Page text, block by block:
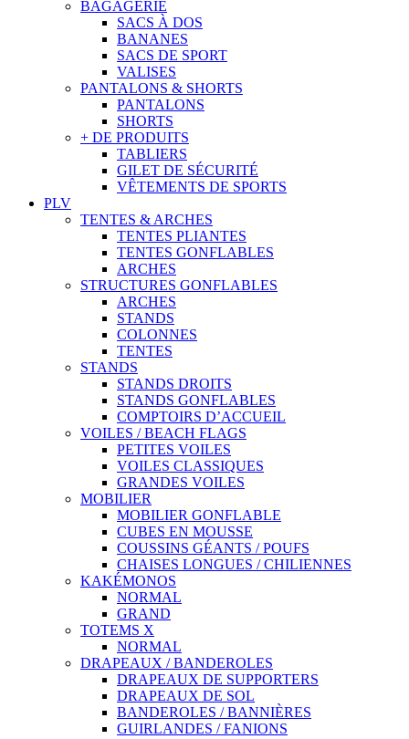
BAGAGERIE
SACS À DOS
BANANES
SACS DE SPORT
VALISES
PANTALONS & SHORTS
PANTALONS
SHORTS
+ DE PRODUITS
TABLIERS
GILET DE SÉCURITÉ
VÊTEMENTS DE SPORTS
PLV
TENTES & ARCHES
TENTES PLIANTES
TENTES GONFLABLES
ARCHES
STRUCTURES GONFLABLES
ARCHES
STANDS
COLONNES
TENTES
STANDS
STANDS DROITS
STANDS GONFLABLES
COMPTOIRS D’ACCUEIL
VOILES / BEACH FLAGS
PETITES VOILES
VOILES CLASSIQUES
GRANDES VOILES
MOBILIER
MOBILIER GONFLABLE
CUBES EN MOUSSE
COUSSINS GÉANTS / POUFS
CHAISES LONGUES / CHILIENNES
KAKÉMONOS
NORMAL
GRAND
TOTEMS X
NORMAL
DRAPEAUX / BANDEROLES
DRAPEAUX DE SUPPORTERS
DRAPEAUX DE SOL
BANDEROLES / BANNIÈRES
GUIRLANDES / FANIONS